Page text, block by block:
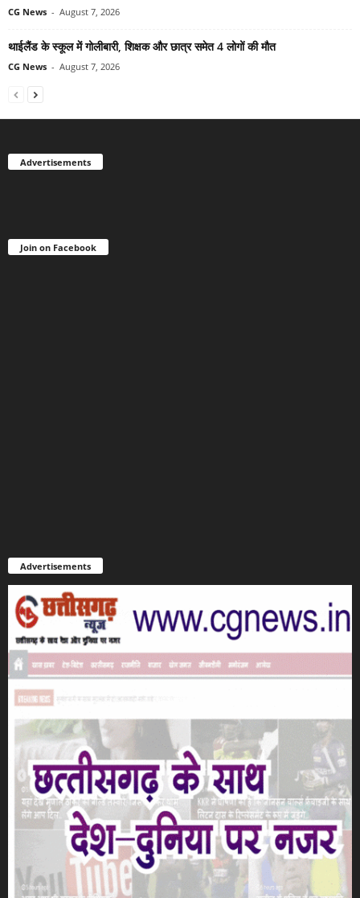
CG News - August 7, 2026
थाईलैंड के स्कूल में गोलीबारी, शिक्षक और छात्र समेत 4 लोगों की मौत
CG News - August 7, 2026
Advertisements
Join on Facebook
Advertisements